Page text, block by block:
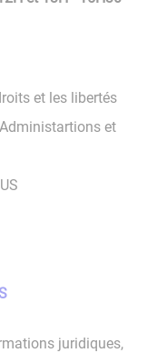
et les libertés
et
juridiques,